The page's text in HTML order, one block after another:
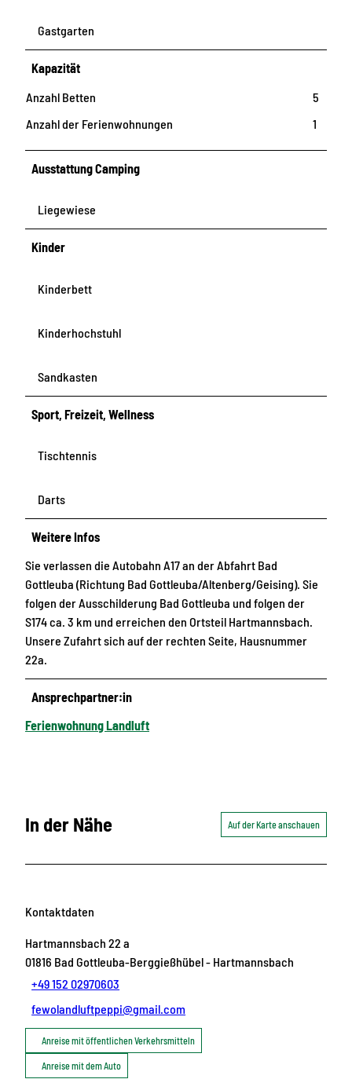
Gastgarten
Kapazität
Anzahl Betten
5
Anzahl der Ferienwohnungen
1
Ausstattung Camping
Liegewiese
Kinder
Kinderbett
Kinderhochstuhl
Sandkasten
Sport, Freizeit, Wellness
Tischtennis
Darts
Weitere Infos
Sie verlassen die Autobahn A17 an der Abfahrt Bad
Gottleuba (Richtung Bad Gottleuba/Altenberg/Geising). Sie
folgen der Ausschilderung Bad Gottleuba und folgen der
S174 ca. 3 km und erreichen den Ortsteil Hartmannsbach.
Unsere Zufahrt sich auf der rechten Seite, Hausnummer
22a.
Ansprechpartner:in
Ferienwohnung Landluft
In der Nähe Auf der Karte anschauen
Kontaktdaten
Hartmannsbach 22 a
01816 Bad Gottleuba-Berggießhübel- Hartmannsbach
+49 152 02970603
fewolandluftpeppi@gmail.com
Anreise mit öffentlichen Verkehrsmitteln
Anreise mit dem Auto